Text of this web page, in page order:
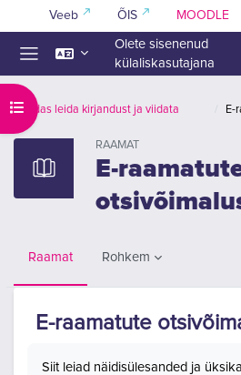
Jäta vahele peasisuni
Veeb ÕIS MOODLE
Olete sisenenud
külaliskasutajana
Ava kursuse sisukord
Kuidas leida kirjandust ja viidata E-
RAAMAT
E-
Raamat Rohkem
E-raamatute
Siit leiad näidisülesanded ja